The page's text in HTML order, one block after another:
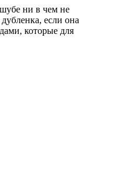
ни в чем не
если она
которые для